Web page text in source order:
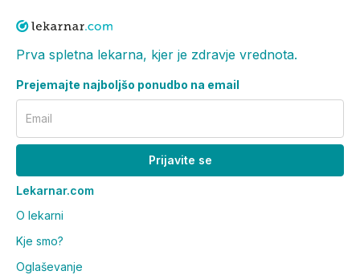
Prva spletna lekarna, kjer je zdravje vrednota.
Prejemajte najboljšo ponudbo na email
Email
Prijavite se
Lekarnar.com
O lekarni
Kje smo?
Oglaševanje